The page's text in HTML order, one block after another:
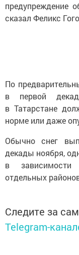
предупреждение
сказал Феликс
По
в первой
в Татарстане
норме или даже
Обычно снег
декады ноября,
в зависимости
отдельных
Следите за
Telegram-